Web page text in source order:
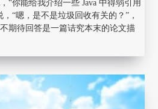
“你能给我介绍一些 Java 中得弱引用
“嗯，是不是垃圾回收有关的？”，
期待回答是一篇诘究本末的论文描